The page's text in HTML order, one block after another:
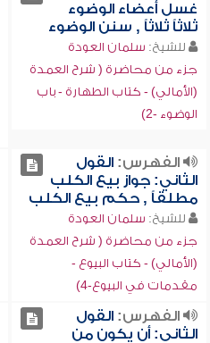
غسل أعضاء الوضوء
ثلاثاً ثلاثاً , سنن الوضوء
للشيخ: سلمان العودة
جزء من محاضرة ( شرح العمدة
(الأمالي) - كتاب الطهارة - باب
الوضوء -2)
الفهرس:القول
الثاني: جواز بيع الكلب
مطلقاً , حكم بيع الكلب
للشيخ: سلمان العودة
جزء من محاضرة ( شرح العمدة
(الأمالي) - كتاب البيوع -
مقدمات في البيوع-4)
الفهرس:القول
الثاني: أن يكون من